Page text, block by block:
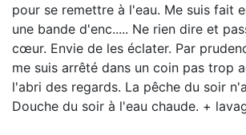
pour se remettre à l'eau. Me suis fait
une bande d'enc..... Ne rien dire et
cœur. Envie de les éclater. Par
me suis arrêté dans un coin pas trop
l'abri des regards. La pêche du soir
Douche du soir à l'eau chaude. +